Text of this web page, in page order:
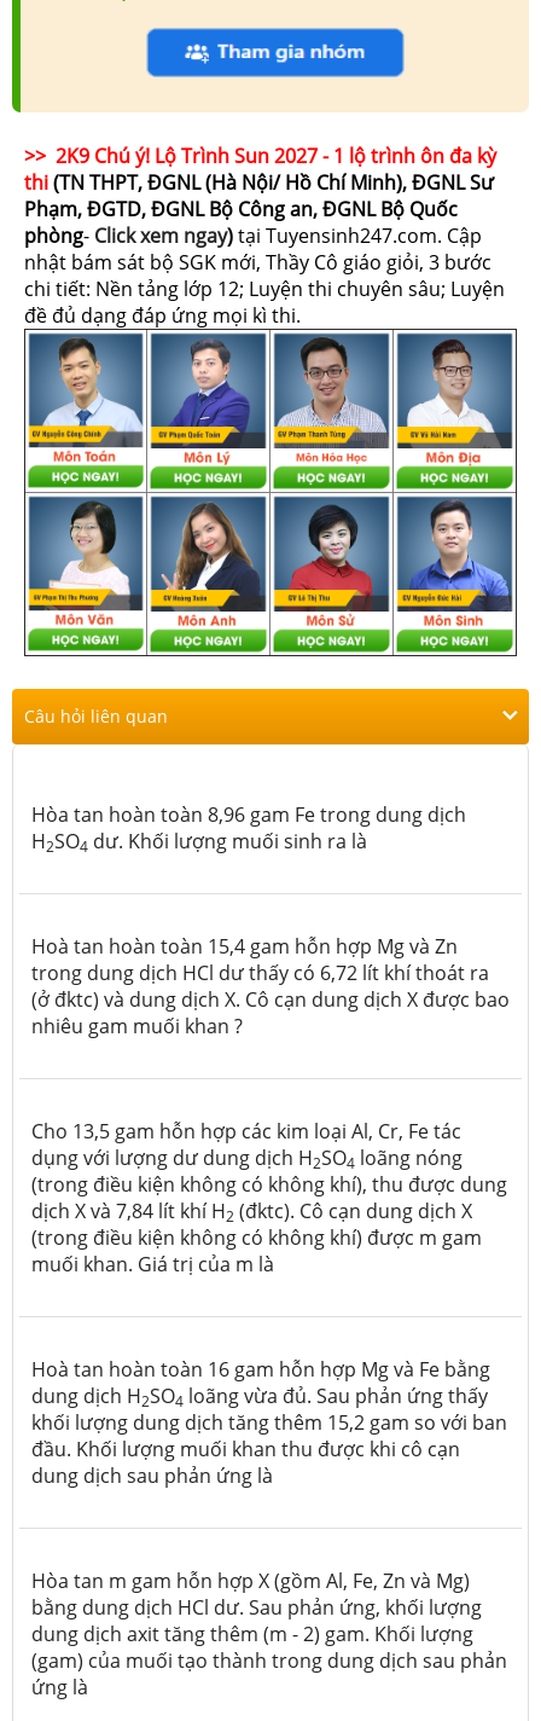
>> 2K9 Chú ý! Lộ Trình Sun 2027 - 1 lộ trình ôn đa kỳ
thi(TN THPT, ĐGNL (Hà Nội/ Hồ Chí Minh), ĐGNL Sư
Phạm, ĐGTD, ĐGNL Bộ Công an, ĐGNL Bộ Quốc
phòng- Click xem ngay)tại Tuyensinh247.com. Cập
nhật bám sát bộ SGK mới, Thầy Cô giáo giỏi, 3 bước
chi tiết: Nền tảng lớp 12; Luyện thi chuyên sâu; Luyện
đề đủ dạng đáp ứng mọi kì thi.
Câu hỏi liên quan
Hòa tan hoàn toàn 8,96 gam Fe trong dung dịch
H2SO4 dư. Khối lượng muối sinh ra là
Hoà tan hoàn toàn 15,4 gam hỗn hợp Mg và Zn
trong dung dịch HCl dư thấy có 6,72 lít khí thoát ra
(ở đktc) và dung dịch X. Cô cạn dung dịch X được bao
nhiêu gam muối khan ?
Cho 13,5 gam hỗn hợp các kim loại Al, Cr, Fe tác
dụng với lượng dư dung dịch H2SO4 loãng nóng
(trong điều kiện không có không khí), thu được dung
dịch X và 7,84 lít khí H2 (đktc). Cô cạn dung dịch X
(trong điều kiện không có không khí) được m gam
muối khan. Giá trị của m là
Hoà tan hoàn toàn 16 gam hỗn hợp Mg và Fe bằng
dung dịch H2SO4 loãng vừa đủ. Sau phản ứng thấy
khối lượng dung dịch tăng thêm 15,2 gam so với ban
đầu. Khối lượng muối khan thu được khi cô cạn
dung dịch sau phản ứng là
Hòa tan m gam hỗn hợp X (gồm Al, Fe, Zn và Mg)
bằng dung dịch HCl dư. Sau phản ứng, khối lượng
dung dịch axit tăng thêm (m - 2) gam. Khối lượng
(gam) của muối tạo thành trong dung dịch sau phản
ứng là